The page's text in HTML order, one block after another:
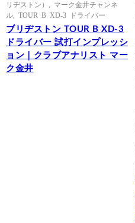
リヂストン）
マーク金井チャンネ
ル
TOUR B XD-3 ドライバー
ブリヂストン TOUR B XD-3
ドライバー 試打インプレッシ
ョン｜クラブアナリスト マー
ク金井